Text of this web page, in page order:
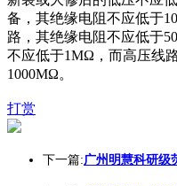
备，其绝缘电阻不应低于
路，其绝缘电阻不应低于
不应低于1MΩ，而高压线
1000MΩ。
打赏
下一篇:广州明慧科研级